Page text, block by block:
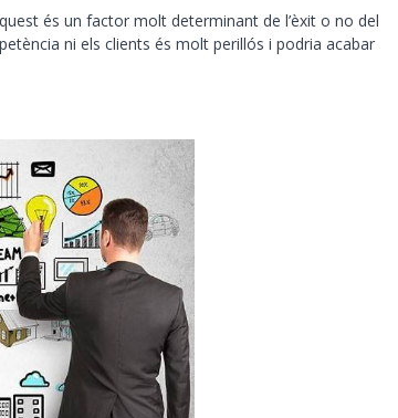
és un factor molt determinant de l’èxit o no del
ni els clients és molt perillós i podria acabar